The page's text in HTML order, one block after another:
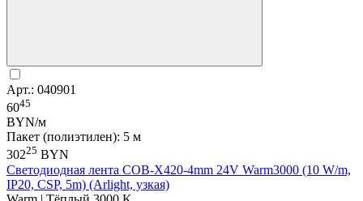
Арт.: 040901
6045
BYN/м
Пакет (полиэтилен): 5 м
30225 BYN
Светодиодная лента COB-X420-4mm 24V Warm3000 (10 W/m,
IP20, CSP, 5m) (Arlight, узкая)